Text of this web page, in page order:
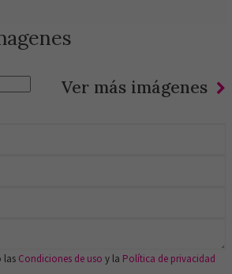
Ver más imágenes
las Condiciones de uso y la Política de privacidad